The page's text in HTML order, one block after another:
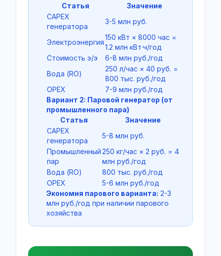
Статья
Значение
CAPEX
генератора
3-5 млн руб.
Электроэнергия
150 кВт × 8000 час =
1.2 млн кВт·ч/год
Стоимость э/э
6-8 млн руб./год
Вода (RO)
250 л/час × 40 руб. =
800 тыс. руб./год
OPEX
7-9 млн руб./год
Вариант 2: Паровой генератор (от
промышленного пара)
Статья
Значение
CAPEX
генератора
5-8 млн руб.
Промышленный
пар
250 кг/час × 2 руб. = 4
млн руб./год
Вода (RO)
800 тыс. руб./год
OPEX
5-6 млн руб./год
Экономия парового варианта: 2-3
млн руб./год при наличии парового
хозяйства